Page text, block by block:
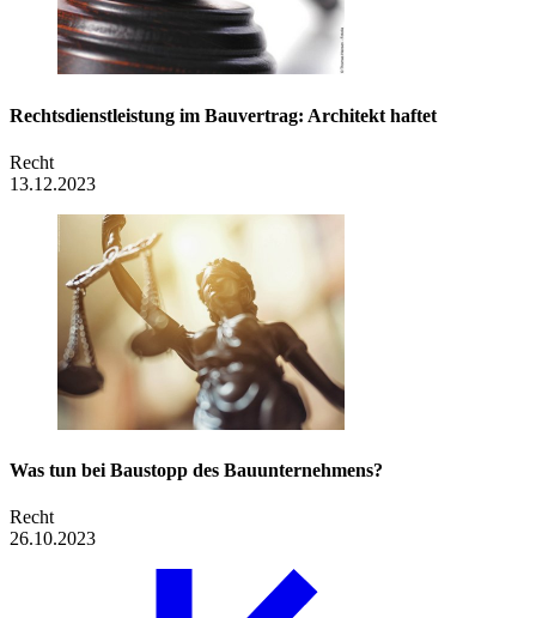
Rechtsdienstleistung im Bauvertrag: Architekt haftet
Recht
13.12.2023
Was tun bei Baustopp des ­Bauunternehmens?
Recht
26.10.2023